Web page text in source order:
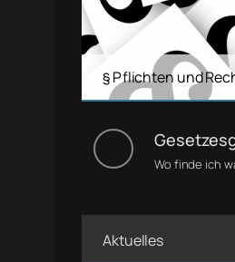
§ Pflichten und
Wo finde ich
Aktuelles